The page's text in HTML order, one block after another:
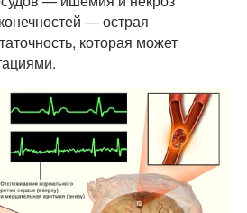
— острая
которая может